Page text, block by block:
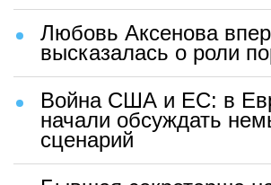
Любовь Аксенова
высказалась о роли
Война США и ЕС: в
начали обсуждать
сценарий